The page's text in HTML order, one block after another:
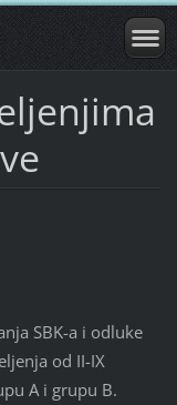
SBK-a i odluke
od II-IX
A i grupu B.